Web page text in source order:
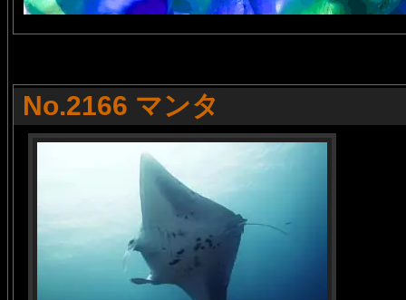
No.2166 マンタ